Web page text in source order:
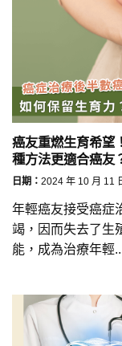
癌友重燃生育希望
種方法更適合癌友
日期： 2024 年 10 月 11
年輕癌友接受癌症
竭，因而失去了生
能，成為治療年輕